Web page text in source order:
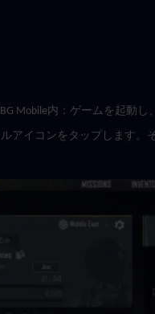
Mobile内：ゲームを起動し
アイコンをタップします。